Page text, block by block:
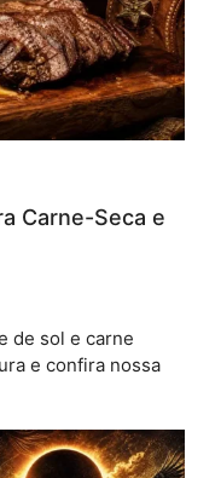
Carne-Seca e
de sol e carne
e confira nossa